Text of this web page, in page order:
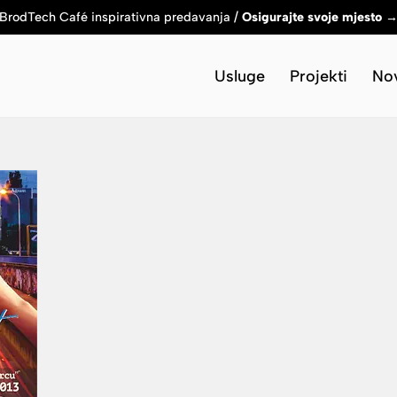
BrodTech Café inspirativna predavanja / Osigurajte svoje mjesto →
Usluge Projekti